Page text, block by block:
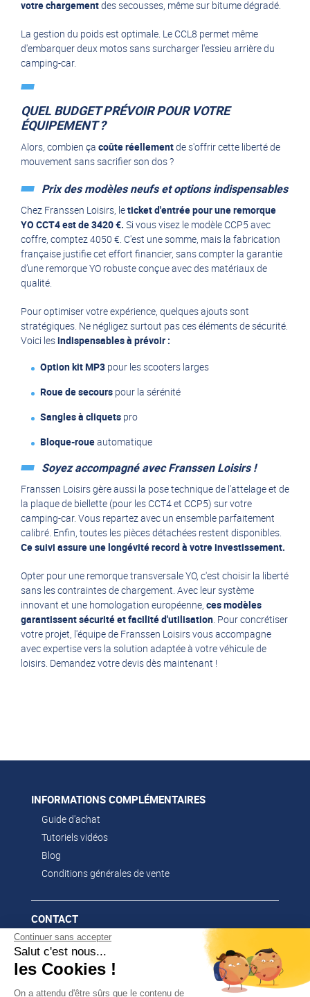
Continuer sans accepter
Salut c'est nous...
les Cookies !
On a attendu d'être sûrs que le contenu de
votre chargementdes secousses, même sur bitume dégradé.
La gestion du poids est optimale. Le CCL8 permet même
d'embarquer deux motos sans surcharger l'essieu arrière du
camping-car.
QUEL BUDGET PRÉVOIR POUR VOTRE
ÉQUIPEMENT ?
Alors, combien ça coûte réellementde s'offrir cette liberté de
mouvement sans sacrifier son dos ?
Prix des modèles neufs et options indispensables
Chez Franssen Loisirs, leticket d'entrée pour une remorque
YO CCT4 est de 3420 €. Si vous visez le modèle CCP5 avec
coffre, comptez 4050 €. C'est une somme, mais la fabrication
française justifie cet effort financier, sans compter la garantie
d’une remorque YO robuste conçue avec des matériaux de
qualité.
Pour optimiser votre expérience, quelques ajouts sont
stratégiques. Ne négligez surtout pas ces éléments de sécurité.
Voici lesindispensables à prévoir :
Option kit MP3 pour les scooters larges
Roue de secours pour la sérénité
Sangles à cliquets pro
Bloque-roueautomatique
Soyez accompagné avec Franssen Loisirs !
Franssen Loisirs gère aussi la pose technique de l'attelage et de
la plaque de biellette (pour les CCT4 et CCP5) sur votre
camping-car. Vous repartez avec un ensemble parfaitement
calibré. Enfin, toutes les pièces détachées restent disponibles.
Ce suivi assure une longévité record à votre investissement.
Opter pour une remorque transversale YO, c'est choisir la liberté
sans les contraintes de chargement. Avec leur système
innovant et une homologation européenne, ces modèles
garantissent sécurité et facilité d'utilisation. Pour concrétiser
votre projet, l'équipe de Franssen Loisirs vous accompagne
avec expertise vers la solution adaptée à votre véhicule de
loisirs. Demandez votre devisdès maintenant !
INFORMATIONS COMPLÉMENTAIRES
Guide d'achat
Tutoriels vidéos
Blog
Conditions générales de vente
CONTACT
02 51 52 26 57
contacts@franssen-loisirs.fr